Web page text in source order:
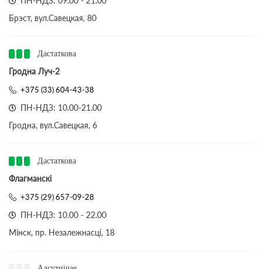
Брэст, вул.Савецкая, 80
Дастаткова
Гродна Луч-2
+375 (33) 604-43-38
ПН-НДЗ: 10.00-21.00
Гродна, вул.Савецкая, 6
Дастаткова
Флагманскі
+375 (29) 657-09-28
ПН-НДЗ: 10.00 - 22.00
Мінск, пр. Незалежнасці, 18